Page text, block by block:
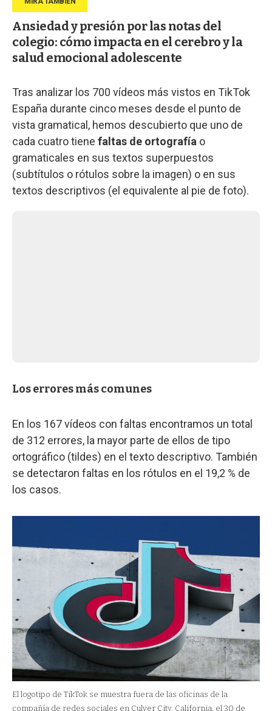
Ansiedad y presión por las notas del
colegio: cómo impacta en el cerebro y la
salud emocional adolescente
Tras analizar los 700 vídeos más vistos en TikTok
España durante cinco meses desde el punto de
vista gramatical, hemos descubierto que uno de
cada cuatro tiene faltas de ortografía o
gramaticales en sus textos superpuestos
(subtítulos o rótulos sobre la imagen) o en sus
textos descriptivos (el equivalente al pie de foto).
Los errores más comunes
En los 167 vídeos con faltas encontramos un total
de 312 errores, la mayor parte de ellos de tipo
ortográfico (tildes) en el texto descriptivo. También
se detectaron faltas en los rótulos en el 19,2 % de
los casos.
El logotipo de TikTok se muestra fuera de las oficinas de la
compañía de redes sociales en Culver City, California, el 30 de